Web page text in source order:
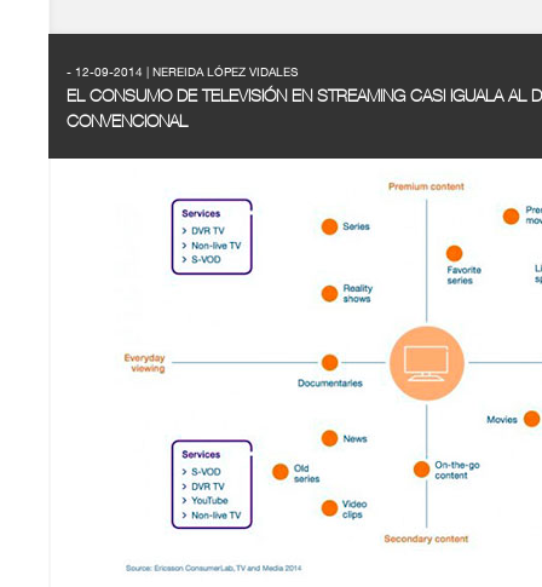
- 12-09-2014 | NEREIDA LÓPEZ VIDALES
EL CONSUMO DE TELEVISIÓN EN STREAMING CASI IGUALA AL
CONVENCIONAL